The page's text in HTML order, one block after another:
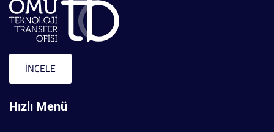
İNCELE
Hızlı Menü